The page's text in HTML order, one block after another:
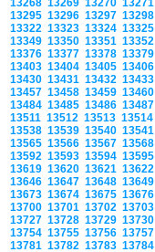
13268 13269 13270 13271
13295 13296 13297 13298
13322 13323 13324 13325
13349 13350 13351 13352
13376 13377 13378 13379
13403 13404 13405 13406
13430 13431 13432 13433
13457 13458 13459 13460
13484 13485 13486 13487
13511 13512 13513 13514
13538 13539 13540 13541
13565 13566 13567 13568
13592 13593 13594 13595
13619 13620 13621 13622
13646 13647 13648 13649
13673 13674 13675 13676
13700 13701 13702 13703
13727 13728 13729 13730
13754 13755 13756 13757
13781 13782 13783 13784